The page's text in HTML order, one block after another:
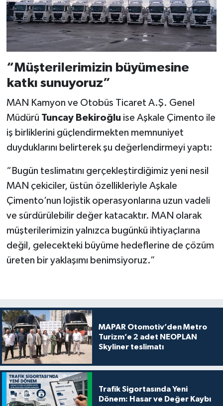
“Müşterilerimizin büyümesine
katkı sunuyoruz”
MAN Kamyon ve Otobüs Ticaret A.Ş. Genel
Müdürü Tuncay Bekiroğluise Aşkale Çimento ile
iş birliklerini güçlendirmekten memnuniyet
duyduklarını belirterek şu değerlendirmeyi yaptı:
“Bugün teslimatını gerçekleştirdiğimiz yeni nesil
MAN çekiciler, üstün özellikleriyle Aşkale
Çimento’nun lojistik operasyonlarına uzun vadeli
ve sürdürülebilir değer katacaktır. MAN olarak
müşterilerimizin yalnızca bugünkü ihtiyaçlarına
değil, gelecekteki büyüme hedeflerine de çözüm
üreten bir yaklaşımı benimsiyoruz.”
MAPAR Otomotiv’den Metro
Turizm’e 2 adet NEOPLAN
Skyliner teslimatı
Trafik Sigortasında Yeni
Dönem: Hasar ve Değer Kaybı